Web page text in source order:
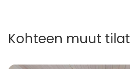
Kohteen muut tilat